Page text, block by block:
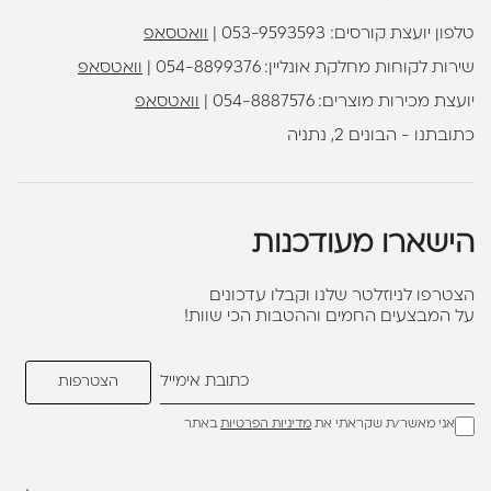
טלפון יועצת קורסים: 053-9593593 וואטסאפ
שירות לקוחות מחלקת אונליין:054-8899376 וואטסאפ
יועצת מכירות מוצרים:054-8887576 וואטסאפ
כתובתנו - הבונים 2, נתניה
הישארו מעודכנות
הצטרפו לניוזלטר שלנו וקבלו עדכונים
על המבצעים החמים וההטבות הכי שוות!
אני מאשר/ת שקראתי את מדיניות הפרטיותבאתר